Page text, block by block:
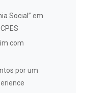
Social” em
com
por um